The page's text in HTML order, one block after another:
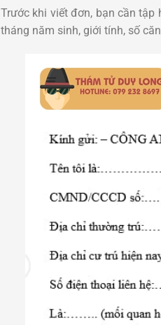
Trước khi viết đơn, bạn cần
tháng năm sinh, giới tính, số